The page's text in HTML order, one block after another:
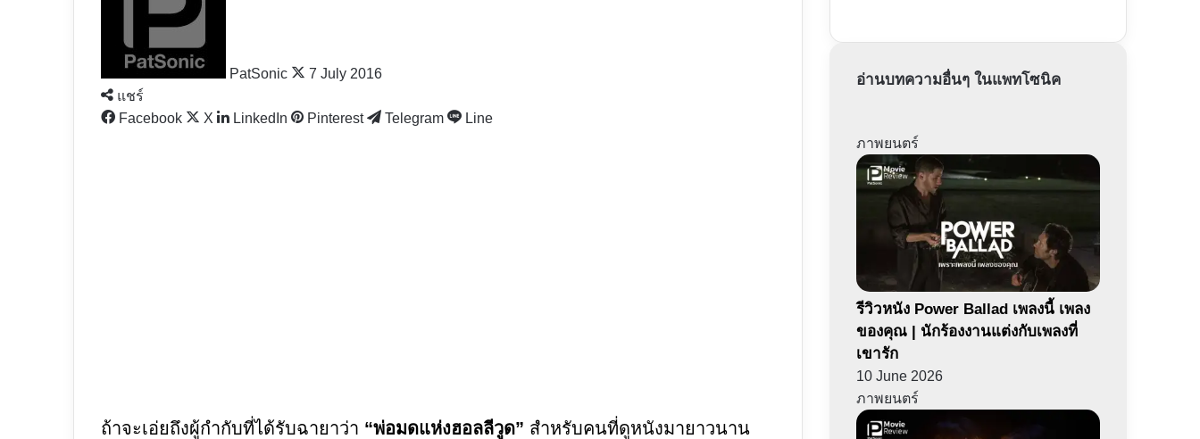
PatSonic 7 July 2016
แชร์
Facebook
X LinkedIn Pinterest Telegram Line
ถ้าจะเอ่ยถึงผู้กำกับที่ได้รับฉายาว่า “พ่อมดแห่งฮอลลีวูด” สำหรับคนที่ดูหนังมายาวนาน
อ่านบทความอื่นๆ ในแพทโซนิค
ภาพยนตร์
รีวิวหนัง Power Ballad เพลงนี้ เพลง
ของคุณ | นักร้องงานแต่งกับเพลงที่
เขารัก
10 June 2026
ภาพยนตร์